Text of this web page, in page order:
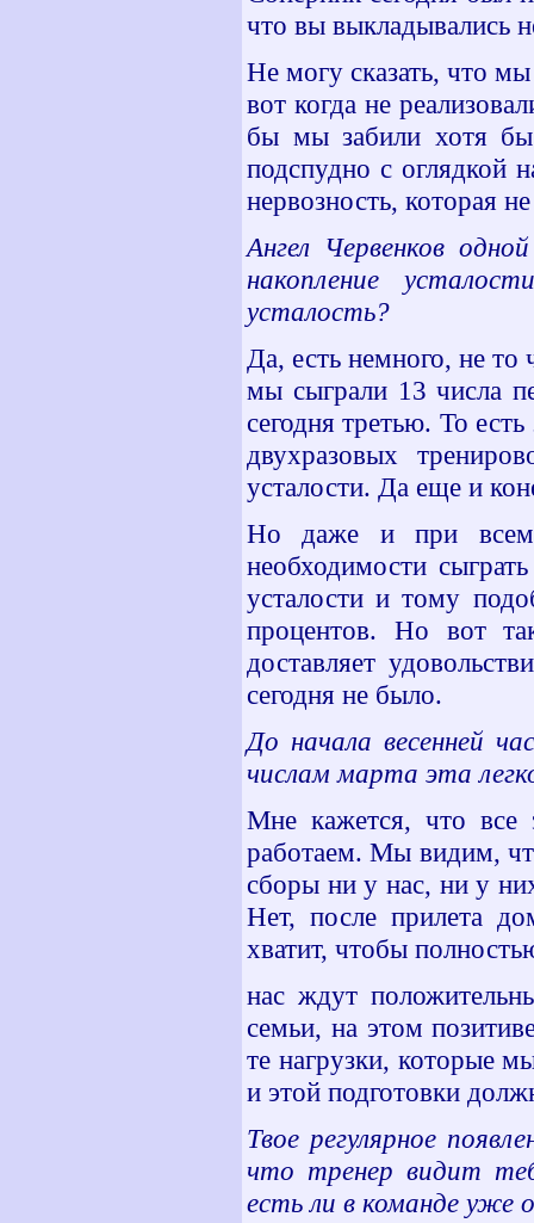
что вы выкладывались
Не могу сказать, что
вот когда не
бы мы забили хотя
подспудно с оглядкой
нервозность, которая
Ангел Червенков
накопление
усталость?
Да, есть немного, не то
мы сыграли 13 числа
сегодня третью. То
двухразовых
усталости. Да еще и
Но даже и при всем
необходимости
усталости и тому
процентов. Но вот
доставляет
сегодня не было.
До начала весенней
числам марта эта
Мне кажется, что все
работаем. Мы видим,
сборы ни у нас, ни у
Нет, после прилета
хватит, чтобы
нас ждут
семьи, на этом
те нагрузки, которые
и этой подготовки
Твое регулярное
что тренер видит
есть ли в команде уже